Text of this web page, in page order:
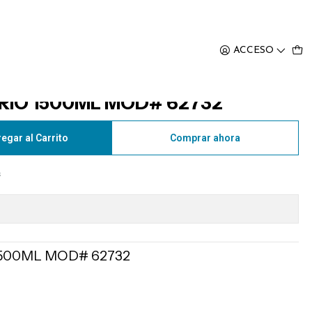
ACCESO
1500ML MOD# 62732
al Carrito Comprar ahora
MOD# 62732